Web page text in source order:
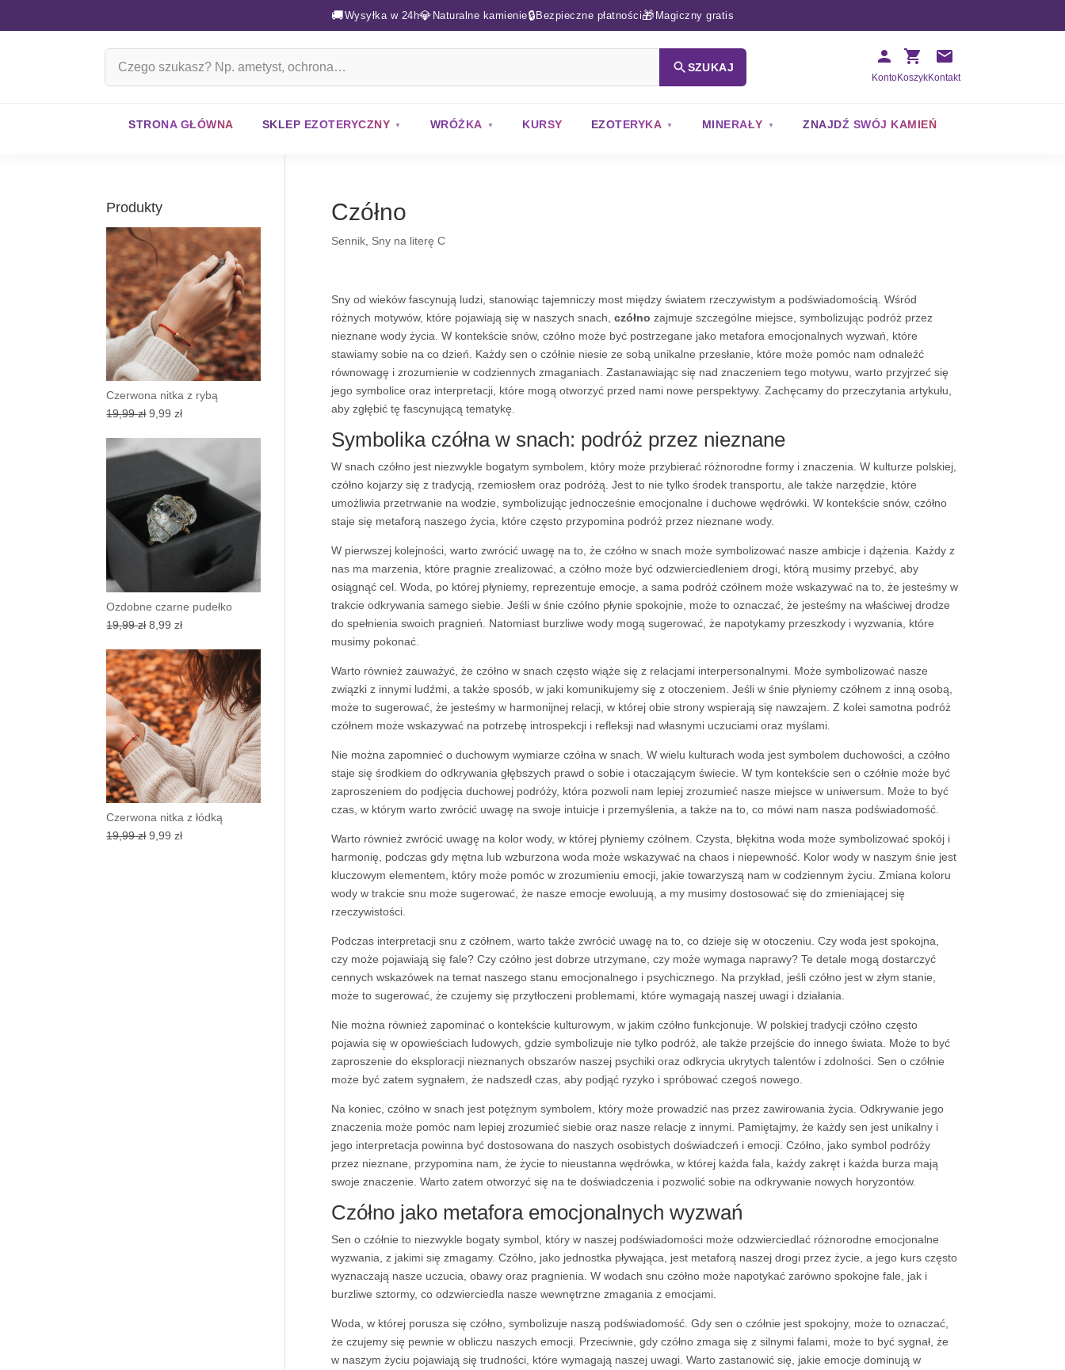
🚚Wysyłka w 24h💎 Naturalne kamienie🔒 Bezpieczne płatności🎁 Magiczny gratis
SZUKAJ
KontoKoszykKontakt
STRONA GŁÓWNA SKLEP EZOTERYCZNY WRÓŻKA KURSY EZOTERYKA MINERAŁY ZNAJDŹ SWÓJ KAMIEŃ
Czółno
Sennik, Sny na literę C
Sny od wieków fascynują ludzi, stanowiąc tajemniczy most między światem rzeczywistym a podświadomością. Wśród
różnych motywów, które pojawiają się w naszych snach, czółno zajmuje szczególne miejsce, symbolizując podróż przez
nieznane wody życia. W kontekście snów, czółno może być postrzegane jako metafora emocjonalnych wyzwań, które
stawiamy sobie na co dzień. Każdy sen o czółnie niesie ze sobą unikalne przesłanie, które może pomóc nam odnaleźć
równowagę i zrozumienie w codziennych zmaganiach. Zastanawiając się nad znaczeniem tego motywu, warto przyjrzeć się
jego symbolice oraz interpretacji, które mogą otworzyć przed nami nowe perspektywy. Zachęcamy do przeczytania artykułu,
aby zgłębić tę fascynującą tematykę.
Symbolika czółna w snach: podróż przez nieznane
W snach czółno jest niezwykle bogatym symbolem, który może przybierać różnorodne formy i znaczenia. W kulturze polskiej,
czółno kojarzy się z tradycją, rzemiosłem oraz podróżą. Jest to nie tylko środek transportu, ale także narzędzie, które
umożliwia przetrwanie na wodzie, symbolizując jednocześnie emocjonalne i duchowe wędrówki. W kontekście snów, czółno
staje się metaforą naszego życia, które często przypomina podróż przez nieznane wody.
W pierwszej kolejności, warto zwrócić uwagę na to, że czółno w snach może symbolizować nasze ambicje i dążenia. Każdy z
nas ma marzenia, które pragnie zrealizować, a czółno może być odzwierciedleniem drogi, którą musimy przebyć, aby
osiągnąć cel. Woda, po której płyniemy, reprezentuje emocje, a sama podróż czółnem może wskazywać na to, że jesteśmy w
trakcie odkrywania samego siebie. Jeśli w śnie czółno płynie spokojnie, może to oznaczać, że jesteśmy na właściwej drodze
do spełnienia swoich pragnień. Natomiast burzliwe wody mogą sugerować, że napotykamy przeszkody i wyzwania, które
musimy pokonać.
Warto również zauważyć, że czółno w snach często wiąże się z relacjami interpersonalnymi. Może symbolizować nasze
związki z innymi ludźmi, a także sposób, w jaki komunikujemy się z otoczeniem. Jeśli w śnie płyniemy czółnem z inną osobą,
może to sugerować, że jesteśmy w harmonijnej relacji, w której obie strony wspierają się nawzajem. Z kolei samotna podróż
czółnem może wskazywać na potrzebę introspekcji i refleksji nad własnymi uczuciami oraz myślami.
Nie można zapomnieć o duchowym wymiarze czółna w snach. W wielu kulturach woda jest symbolem duchowości, a czółno
staje się środkiem do odkrywania głębszych prawd o sobie i otaczającym świecie. W tym kontekście sen o czółnie może być
zaproszeniem do podjęcia duchowej podróży, która pozwoli nam lepiej zrozumieć nasze miejsce w uniwersum. Może to być
czas, w którym warto zwrócić uwagę na swoje intuicje i przemyślenia, a także na to, co mówi nam nasza podświadomość.
Warto również zwrócić uwagę na kolor wody, w której płyniemy czółnem. Czysta, błękitna woda może symbolizować spokój i
harmonię, podczas gdy mętna lub wzburzona woda może wskazywać na chaos i niepewność. Kolor wody w naszym śnie jest
kluczowym elementem, który może pomóc w zrozumieniu emocji, jakie towarzyszą nam w codziennym życiu. Zmiana koloru
wody w trakcie snu może sugerować, że nasze emocje ewoluują, a my musimy dostosować się do zmieniającej się
rzeczywistości.
Podczas interpretacji snu z czółnem, warto także zwrócić uwagę na to, co dzieje się w otoczeniu. Czy woda jest spokojna,
czy może pojawiają się fale? Czy czółno jest dobrze utrzymane, czy może wymaga naprawy? Te detale mogą dostarczyć
cennych wskazówek na temat naszego stanu emocjonalnego i psychicznego. Na przykład, jeśli czółno jest w złym stanie,
może to sugerować, że czujemy się przytłoczeni problemami, które wymagają naszej uwagi i działania.
Nie można również zapominać o kontekście kulturowym, w jakim czółno funkcjonuje. W polskiej tradycji czółno często
pojawia się w opowieściach ludowych, gdzie symbolizuje nie tylko podróż, ale także przejście do innego świata. Może to być
zaproszenie do eksploracji nieznanych obszarów naszej psychiki oraz odkrycia ukrytych talentów i zdolności. Sen o czółnie
może być zatem sygnałem, że nadszedł czas, aby podjąć ryzyko i spróbować czegoś nowego.
Na koniec, czółno w snach jest potężnym symbolem, który może prowadzić nas przez zawirowania życia. Odkrywanie jego
znaczenia może pomóc nam lepiej zrozumieć siebie oraz nasze relacje z innymi. Pamiętajmy, że każdy sen jest unikalny i
jego interpretacja powinna być dostosowana do naszych osobistych doświadczeń i emocji. Czółno, jako symbol podróży
przez nieznane, przypomina nam, że życie to nieustanna wędrówka, w której każda fala, każdy zakręt i każda burza mają
swoje znaczenie. Warto zatem otworzyć się na te doświadczenia i pozwolić sobie na odkrywanie nowych horyzontów.
Czółno jako metafora emocjonalnych wyzwań
Sen o czółnie to niezwykle bogaty symbol, który w naszej podświadomości może odzwierciedlać różnorodne emocjonalne
wyzwania, z jakimi się zmagamy. Czółno, jako jednostka pływająca, jest metaforą naszej drogi przez życie, a jego kurs często
wyznaczają nasze uczucia, obawy oraz pragnienia. W wodach snu czółno może napotykać zarówno spokojne fale, jak i
burzliwe sztormy, co odzwierciedla nasze wewnętrzne zmagania z emocjami.
Woda, w której porusza się czółno, symbolizuje naszą podświadomość. Gdy sen o czółnie jest spokojny, może to oznaczać,
że czujemy się pewnie w obliczu naszych emocji. Przeciwnie, gdy czółno zmaga się z silnymi falami, może to być sygnał, że
w naszym życiu pojawiają się trudności, które wymagają naszej uwagi. Warto zastanowić się, jakie emocje dominują w
Produkty
Czerwona nitka z rybą
19,99zł Pierwotna
wynosiła:
19,99 zł.
9,99złAktualna
9,99 zł.
Ozdobne czarne pudełko
19,99zł Pierwotna
wynosiła:
19,99 zł.
8,99złAktualna
wynosi:
8,99 zł.
Czerwona nitka z łódką
19,99zł Pierwotna
9,99złAktualna